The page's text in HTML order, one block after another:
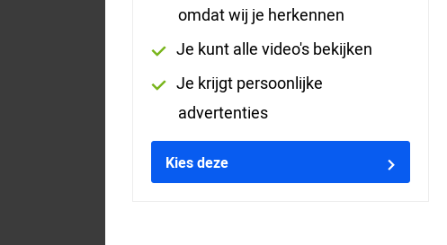
omdat wij je herkennen
Je kunt alle video's bekijken
Je krijgt persoonlijke
advertenties
Kies deze